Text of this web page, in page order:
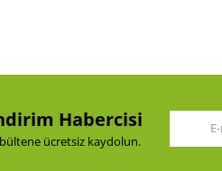
Habercisi
ücretsiz kaydolun.